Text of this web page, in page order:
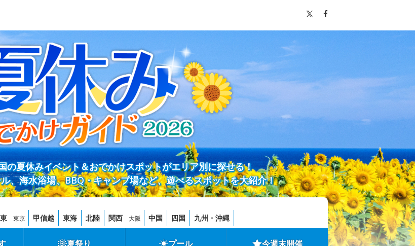
の夏休みイベント＆おでかけスポットがエリア別に探せる！
、海水浴場、BBQ・キャンプ場など、遊べるスポットを大紹介！
東京 甲信越 東海 北陸 関西 大阪 中国 四国 九州・沖縄
夏祭り プール 今週末開催